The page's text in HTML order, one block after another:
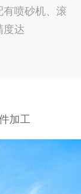
喷砂机、滚
度达
加工